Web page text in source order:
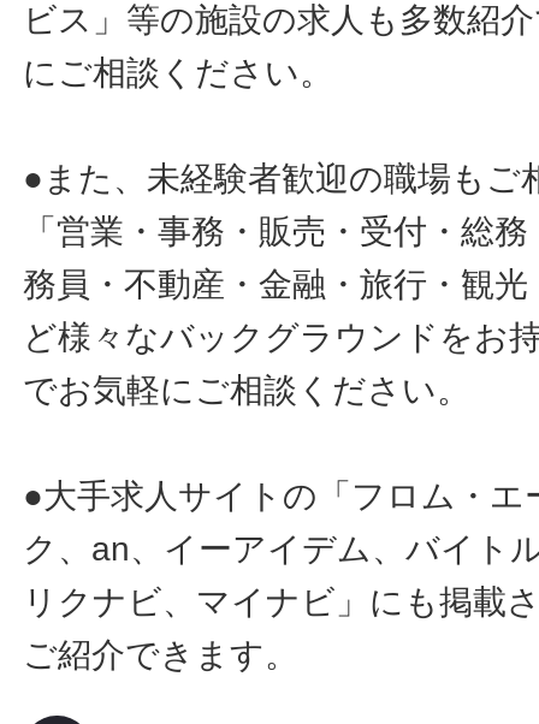
ビス」等の施設の求人も多数紹
にご相談ください。
●また、未経験者歓迎の職場もご
「営業・事務・販売・受付・総
務員・不動産・金融・旅行・観
ど様々なバックグラウンドをお
でお気軽にご相談ください。
●大手求人サイトの「フロム・
ク、an、イーアイデム、バイト
リクナビ、マイナビ」にも掲載
ご紹介できます。